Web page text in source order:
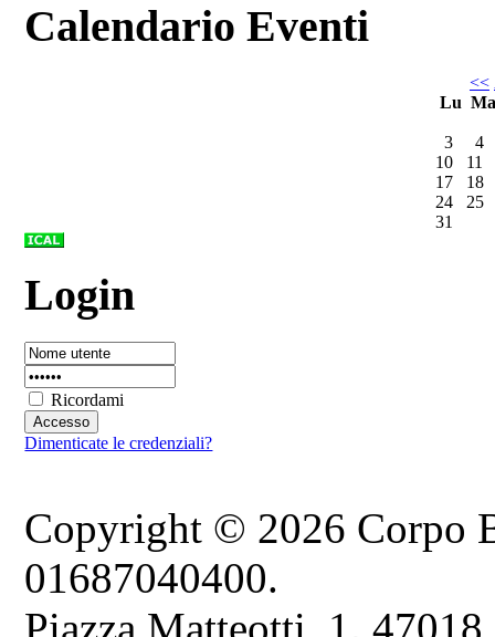
Calendario Eventi
<<
Lu
3
4
10
11
17
18
24
25
31
Login
Ricordami
Dimenticate le credenziali?
Copyright © 2026 Corpo
01687040400.
Piazza Matteotti, 1.